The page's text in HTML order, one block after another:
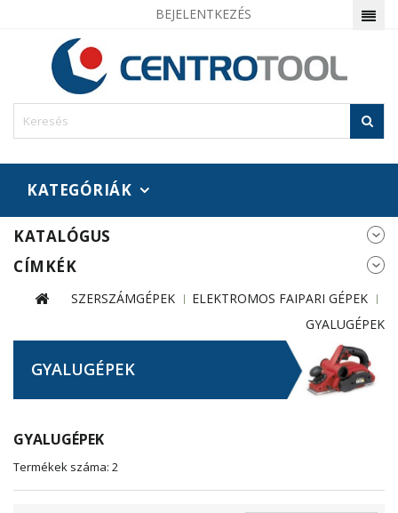
BEJELENTKEZÉS
KATEGÓRIÁK
KATALÓGUS
CÍMKÉK
SZERSZÁMGÉPEK
ELEKTROMOS FAIPARI GÉPEK
GYALUGÉPEK
GYALUGÉPEK
GYALUGÉPEK
Termékek száma: 2